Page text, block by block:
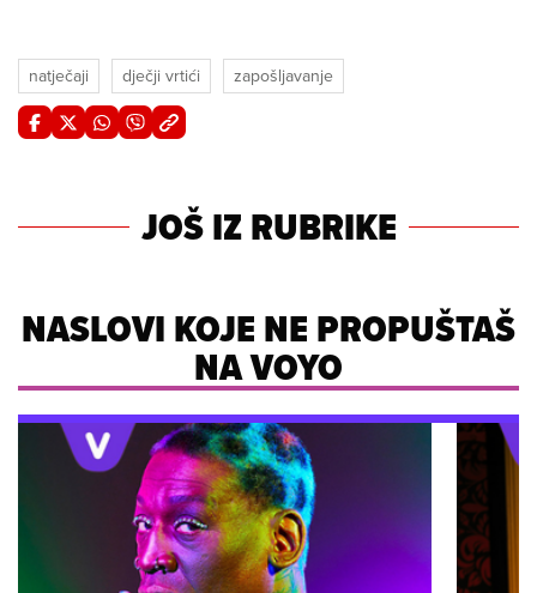
natječaji dječji vrtići zapošljavanje
JOŠ IZ RUBRIKE
NASLOVI KOJE NE PROPUŠTAŠ
NA VOYO